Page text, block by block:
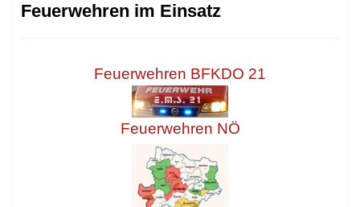
Feuerwehren im Einsatz
Feuerwehren BFKDO 21
Feuerwehren NÖ